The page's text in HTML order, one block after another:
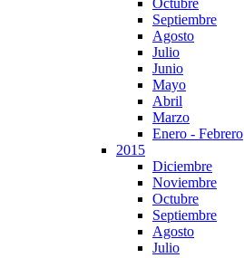
Octubre
Septiembre
Agosto
Julio
Junio
Mayo
Abril
Marzo
Enero - Febrero
2015
Diciembre
Noviembre
Octubre
Septiembre
Agosto
Julio